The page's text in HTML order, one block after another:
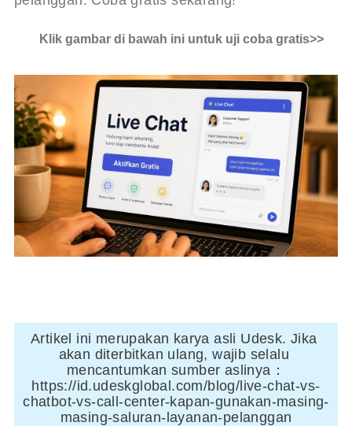
Klik gambar di bawah ini untuk uji coba gratis>>
Artikel ini merupakan karya asli Udesk. Jika
akan diterbitkan ulang, wajib selalu
mencantumkan sumber aslinya：
https://id.udeskglobal.com/blog/live-chat-vs-
chatbot-vs-call-center-kapan-gunakan-masing-
masing-saluran-layanan-pelanggan